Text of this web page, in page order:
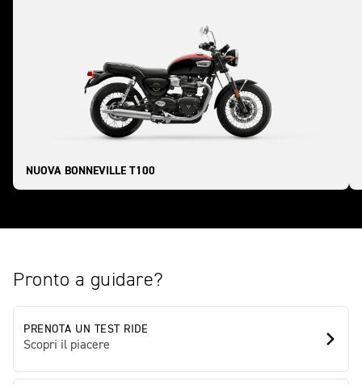
NUOVA BONNEVILLE T100
Pronto a guidare?
PRENOTA UN TEST RIDE
Scopri il piacere